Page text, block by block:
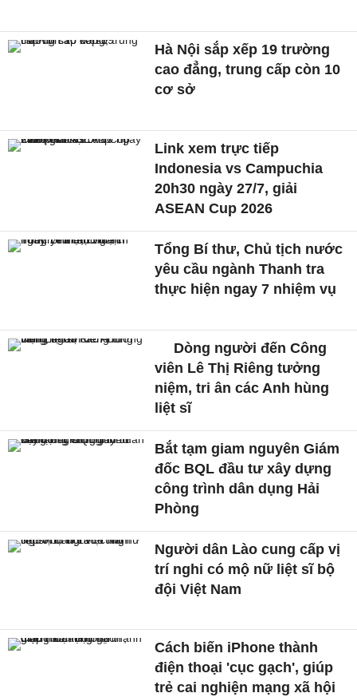
Hà Nội sắp xếp 19 trường
cao đẳng, trung cấp còn 10
cơ sở
Link xem trực tiếp
Indonesia vs Campuchia
20h30 ngày 27/7, giải
ASEAN Cup 2026
Tổng Bí thư, Chủ tịch nước
yêu cầu ngành Thanh tra
thực hiện ngay 7 nhiệm vụ
Dòng người đến Công
viên Lê Thị Riêng tưởng
niệm, tri ân các Anh hùng
liệt sĩ
Bắt tạm giam nguyên Giám
đốc BQL đầu tư xây dựng
công trình dân dụng Hải
Phòng
Người dân Lào cung cấp vị
trí nghi có mộ nữ liệt sĩ bộ
đội Việt Nam
Cách biến iPhone thành
điện thoại 'cục gạch', giúp
trẻ cai nghiện mạng xã hội